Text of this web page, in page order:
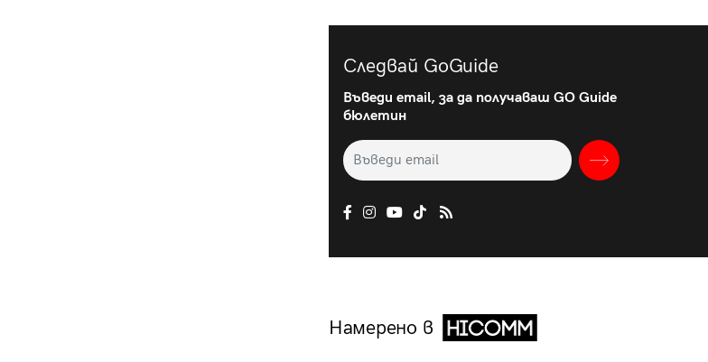
Следвай GoGuide
Въведи email, за да получаваш GO Guide
бюлетин
Намерено в